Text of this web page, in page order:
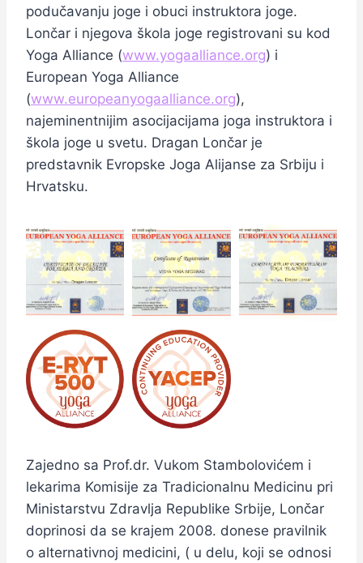
podučavanju joge i obuci instruktora joge.
Lončar i njegova škola joge registrovani su kod
Yoga Alliance (www.yogaalliance.org) i
European Yoga Alliance
(www.europeanyogaalliance.org),
najeminentnijim asocijacijama joga instruktora i
škola joge u svetu. Dragan Lončar je
predstavnik Evropske Joga Alijanse za Srbiju i
Hrvatsku.
Zajedno sa Prof.dr. Vukom Stambolovićem i
lekarima Komisije za Tradicionalnu Medicinu pri
Ministarstvu Zdravlja Republike Srbije, Lončar
doprinosi da se krajem 2008. donese pravilnik
o alternativnoj medicini, ( u delu, koji se odnosi